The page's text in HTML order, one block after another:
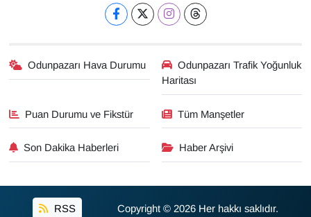
Odunpazarı Hava Durumu
Odunpazarı Trafik Yoğunluk
Haritası
Puan Durumu ve Fikstür Tüm Manşetler
Son Dakika Haberleri Haber Arşivi
RSS Copyright © 2026 Her hakkı saklıdır.